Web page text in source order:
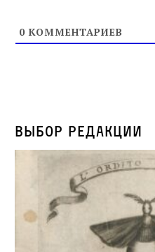
0 КОММЕНТАРИЕВ
Выбор редакции